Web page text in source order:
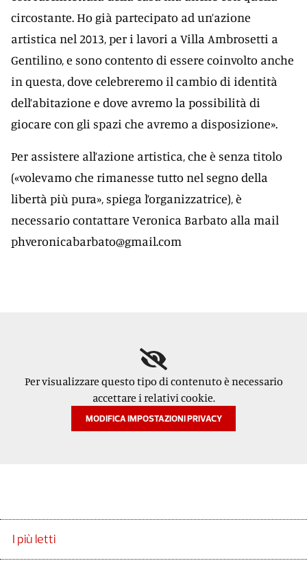
circostante. Ho già partecipato ad un’azione
artistica nel 2013, per i lavori a Villa Ambrosetti a
Gentilino, e sono contento di essere coinvolto anche
in questa, dove celebreremo il cambio di identità
dell’abitazione e dove avremo la possibilità di
giocare con gli spazi che avremo a disposizione».
Per assistere all’azione artistica, che è senza titolo
(«volevamo che rimanesse tutto nel segno della
libertà più pura», spiega l’organizzatrice), è
necessario contattare Veronica Barbato alla mail
phveronicabarbato@gmail.com
Per visualizzare questo tipo di contenuto è necessario
accettare i relativi cookie.
MODIFICA IMPOSTAZIONI PRIVACY
I più letti